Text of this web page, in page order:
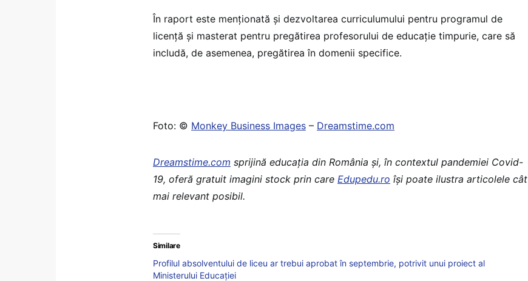
În raport este menționată și dezvoltarea curriculumului pentru programul de
licență și masterat pentru pregătirea profesorului de educație timpurie, care să
includă, de asemenea, pregătirea în domenii specifice.
Foto: © Monkey Business Images – Dreamstime.com
Dreamstime.com sprijină educaţia din România şi, în contextul pandemiei Covid-
19, oferă gratuit imagini stock prin care Edupedu.ro îşi poate ilustra articolele cât
mai relevant posibil.
Similare
Profilul absolventului de liceu ar trebui aprobat în septembrie, potrivit unui proiect al
Ministerului Educației